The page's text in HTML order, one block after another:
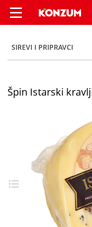
Špin
SIREVI I PRIPRAVCI
Špin Istarski